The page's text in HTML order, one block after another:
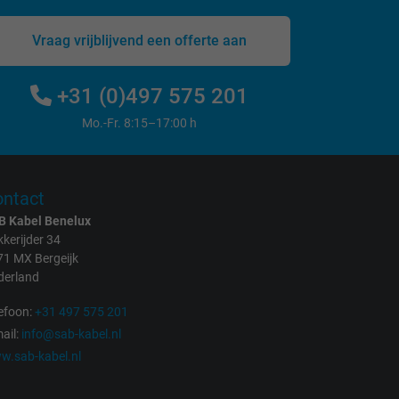
Vraag vrijblijvend een offerte aan
+31 (0)497 575 201
Mo.-Fr. 8:15–17:00 h
Kabel Benelux
34
MX Bergeijk
+31 497 575 201
info@sab-kabel.nl
kabel.nl